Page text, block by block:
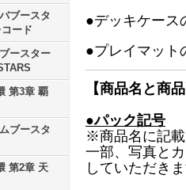
ブースタ
ード
ースター
第3章 覇
ブースタ
第2章 天
●デッキケース
●プレイマット
【商品名と商
●パック記号
※商品名に記載
一部、写真と
していただき